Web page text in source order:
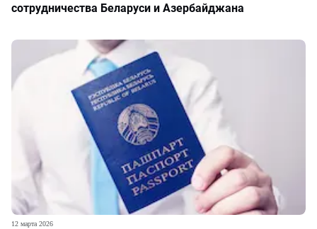
сотрудничества Беларуси и Азербайджана
12 марта 2026